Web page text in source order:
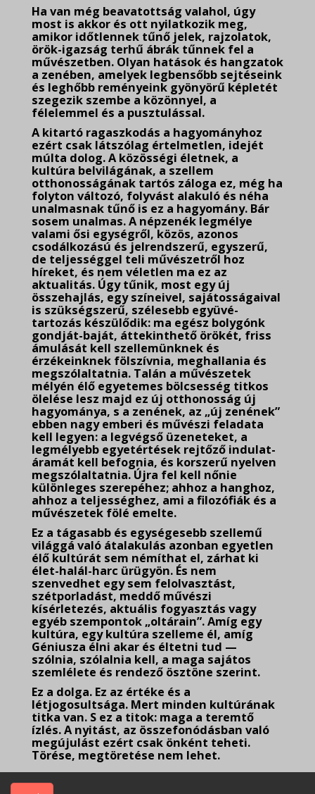
Ha van még beavatottság valahol, úgy
most is akkor és ott nyilatkozik meg,
amikor időtlennek tűnő jelek, rajzolatok,
örök-igazság terhű ábrák tűnnek fel a
művészetben. Olyan hatások és hangzatok
a zenében, amelyek legbensőbb sejtéseink
és leghőbb reményeink gyönyörű képletét
szegezik szembe a közönnyel, a
félelemmel és a pusztulással.
A kitartó ragaszkodás a hagyományhoz
ezért csak látszólag értelmetlen, idejét
múlta dolog. A közösségi életnek, a
kultúra belvilágának, a szellem
otthonosságának tartós záloga ez, még ha
folyton változó, folyvást alakuló és néha
unalmasnak tűnő is ez a hagyomány. Bár
sosem unalmas. A népzenék legmélye
valami ősi egységről, közös, azonos
csodálkozású és jelrendszerű, egyszerű,
de teljességgel teli művészetről hoz
híreket, és nem véletlen ma ez az
aktualitás. Úgy tűnik, most egy új
összehajlás, egy színeivel, sajátosságaival
is szükségszerű, szélesebb együvé-
tartozás készülődik: ma egész bolygónk
gondját-baját, áttekinthető örökét, friss
ámulását kell szellemünknek és
érzékeinknek fölszívnia, meghallania és
megszólaltatnia. Talán a művészetek
mélyén élő egyetemes bölcsesség titkos
ölelése lesz majd ez új otthonosság új
hagyománya, s a zenének, az „új zenének”
ebben nagy emberi és művészi feladata
kell legyen: a legvégső üzeneteket, a
legmélyebb egyetértések rejtőző indulat-
áramát kell befognia, és korszerű nyelven
megszólaltatnia. Újra fel kell nőnie
különleges szerepéhez; ahhoz a hanghoz,
ahhoz a teljességhez, ami a filozófiák és a
művészetek fölé emelte.
Ez a tágasabb és egységesebb szellemű
világgá való átalakulás azonban egyetlen
élő kultúrát sem némíthat el, zárhat ki
élet-halál-harc ürügyön. És nem
szenvedhet egy sem felolvasztást,
szétporladást, meddő művészi
kísérletezés, aktuális fogyasztás vagy
egyéb szempontok „oltárain”. Amíg egy
kultúra, egy kultúra szelleme él, amíg
Géniusza élni akar és éltetni tud —
szólnia, szólalnia kell, a maga sajátos
szemlélete és rendező ösztöne szerint.
Ez a dolga. Ez az értéke és a
létjogosultsága. Mert minden kultúrának
titka van. S ez a titok: maga a teremtő
ízlés. A nyitást, az összefonódásban való
megújulást ezért csak önként teheti.
Törése, megtöretése nem lehet.